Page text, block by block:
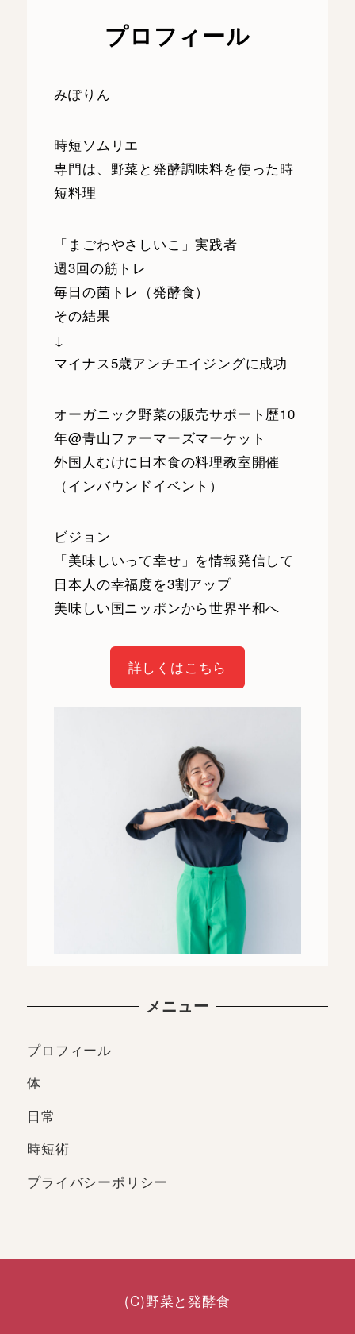
プロフィール
みぽりん
時短ソムリエ
専門は、野菜と発酵調味料を使った時
短料理
「まごわやさしいこ」実践者
週3回の筋トレ
毎日の菌トレ（発酵食）
その結果
↓
マイナス5歳アンチエイジングに成功
オーガニック野菜の販売サポート歴10
年@青山ファーマーズマーケット
外国人むけに日本食の料理教室開催
（インバウンドイベント）
ビジョン
「美味しいって幸せ」を情報発信して
日本人の幸福度を3割アップ
美味しい国ニッポンから世界平和へ
詳しくはこちら
メニュー
プロフィール
体
日常
時短術
プライバシーポリシー
(C)野菜と発酵食